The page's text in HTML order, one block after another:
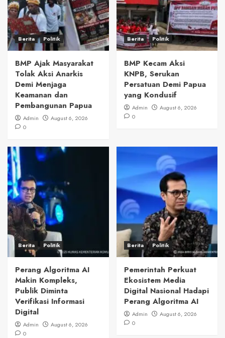
Berita Politik
BMP Ajak Masyarakat
Tolak Aksi Anarkis
Demi Menjaga
Keamanan dan
Pembangunan Papua
Admin
August 6, 2026
0
Berita Politik
BMP Kecam Aksi
KNPB, Serukan
Persatuan Demi Papua
yang Kondusif
Admin
August 6, 2026
0
Berita Politik
Perang Algoritma AI
Makin Kompleks,
Publik Diminta
Verifikasi Informasi
Digital
Admin
August 6, 2026
0
Berita Politik
Pemerintah Perkuat
Ekosistem Media
Digital Nasional Hadapi
Perang Algoritma AI
Admin
August 6, 2026
0